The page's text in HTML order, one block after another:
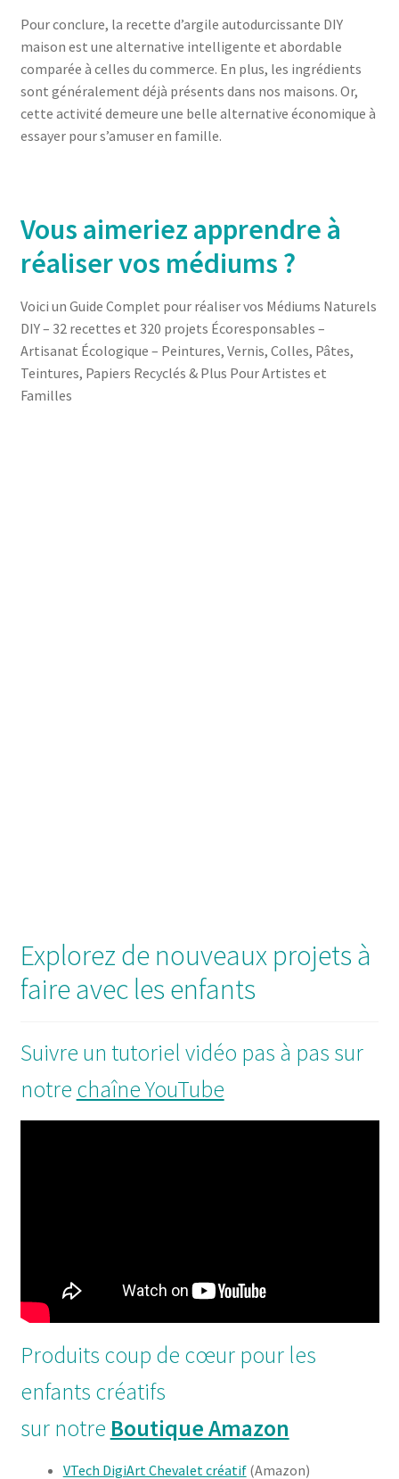
Pour conclure, la recette d’argile autodurcissante DIY
maison est une alternative intelligente et abordable
comparée à celles du commerce. En plus, les ingrédients
sont généralement déjà présents dans nos maisons. Or,
cette activité demeure une belle alternative économique à
essayer pour s’amuser en famille.
Vous aimeriez apprendre à
réaliser vos médiums ?
Voici un Guide Complet pour réaliser vos Médiums Naturels
DIY – 32 recettes et 320 projets Écoresponsables –
Artisanat Écologique – Peintures, Vernis, Colles, Pâtes,
Teintures, Papiers Recyclés & Plus Pour Artistes et
Familles
Explorez de nouveaux projets à
faire avec les enfants
Suivre un tutoriel vidéo pas à pas sur
notre chaîne YouTube
Produits coup de cœur pour les
enfants créatifs
sur notre Boutique Amazon
VTech DigiArt Chevalet créatif(Amazon)